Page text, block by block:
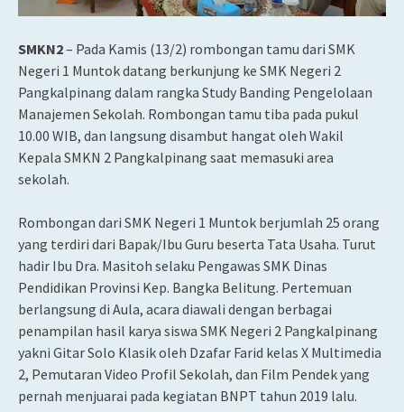
SMKN2– Pada Kamis (13/2) rombongan tamu dari SMK
Negeri 1 Muntok datang berkunjung ke SMK Negeri 2
Pangkalpinang dalam rangka Study Banding Pengelolaan
Manajemen Sekolah. Rombongan tamu tiba pada pukul
10.00 WIB, dan langsung disambut hangat oleh Wakil
Kepala SMKN 2 Pangkalpinang saat memasuki area
sekolah.
Rombongan dari SMK Negeri 1 Muntok berjumlah 25 orang
yang terdiri dari Bapak/Ibu Guru beserta Tata Usaha. Turut
hadir Ibu Dra. Masitoh selaku Pengawas SMK Dinas
Pendidikan Provinsi Kep. Bangka Belitung. Pertemuan
berlangsung di Aula, acara diawali dengan berbagai
penampilan hasil karya siswa SMK Negeri 2 Pangkalpinang
yakni Gitar Solo Klasik oleh Dzafar Farid kelas X Multimedia
2, Pemutaran Video Profil Sekolah, dan Film Pendek yang
pernah menjuarai pada kegiatan BNPT tahun 2019 lalu.